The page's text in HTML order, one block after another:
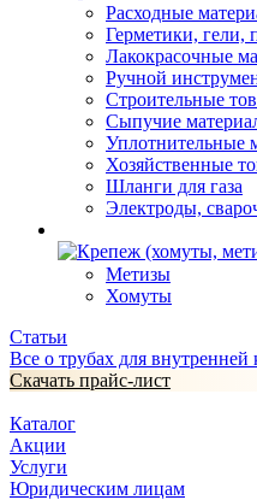
Расходные
Герметики, гели,
Лакокрасочные
Ручной
Строительные
Сыпучие
Уплотнительные
Хозяйственные
Шланги для газа
Электроды,
Метизы
Хомуты
Статьи
Все о трубах для внутренней
Скачать прайс-лист
Каталог
Акции
Услуги
Юридическим лицам